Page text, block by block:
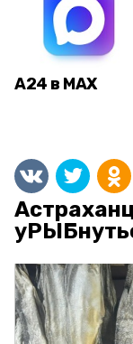
А24 в MAX